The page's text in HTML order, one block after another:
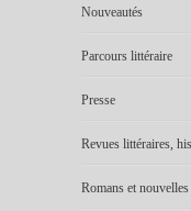
Nouveautés
Parcours littéraire
Presse
Revues littéraires,
Romans et nouvelles